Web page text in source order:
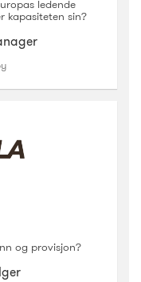
ledende
kapasiteten sin?
og provisjon?